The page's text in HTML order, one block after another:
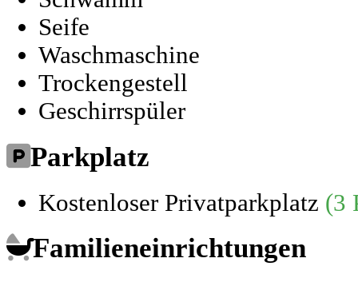
Seife
Waschmaschine
Trockengestell
Geschirrspüler
Parkplatz
Kostenloser Privatparkplatz (3
Familieneinrichtungen